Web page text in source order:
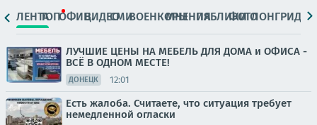
ЛЕНТАТОПОФИЦ.ВИДЕОСМИВОЕНКОРЫМНЕНИЯПАБЛИКИ
ФОТОЛОНГРИДЫ
ЛУЧШИЕ ЦЕНЫ НА МЕБЕЛЬ ДЛЯ ДОМА и ОФИСА -
ВСЁ В ОДНОМ МЕСТЕ!
ДОНЕЦК 12:01
Есть жалоба. Считаете, что ситуация требует
немедленной огласки